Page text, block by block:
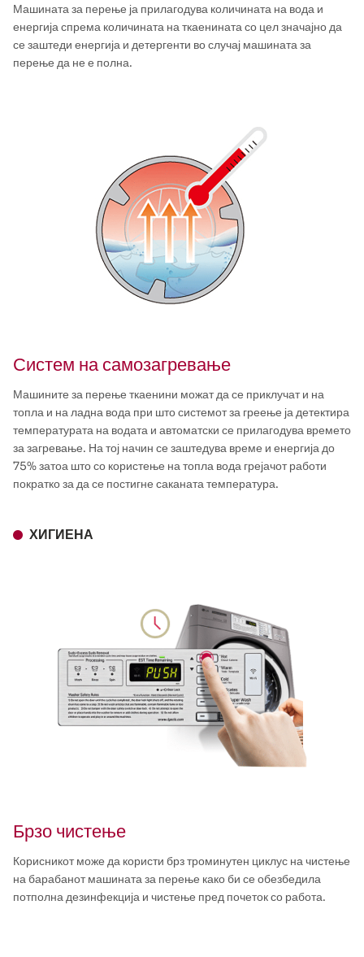
Машината за перење ја прилагодува количината на вода и
енергија спрема количината на ткаенината со цел значајно да
се заштеди енергија и детергенти во случај машината за
перење да не е полна.
Систем на самозагревање
Машините за перење ткаенини можат да се приклучат и на
топла и на ладна вода при што системот за греење ја детектира
температурата на водата и автоматски се прилагодува времето
за загревање. На тој начин се заштедува време и енергија до
75% затоа што со користење на топла вода грејачот работи
пократко за да се постигне саканата температура.
ХИГИЕНА
Брзо чистење
Корисникот може да користи брз троминутен циклус на чистење
на барабанот машината за перење како би се обезбедила
потполна дезинфекција и чистење пред почеток со работа.